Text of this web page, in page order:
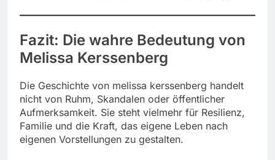
Fazit: Die wahre Bedeutung von
Melissa Kerssenberg
Die Geschichte von melissa kerssenberg handelt
nicht von Ruhm, Skandalen oder öffentlicher
Aufmerksamkeit. Sie steht vielmehr für Resilienz,
Familie und die Kraft, das eigene Leben nach
eigenen Vorstellungen zu gestalten.